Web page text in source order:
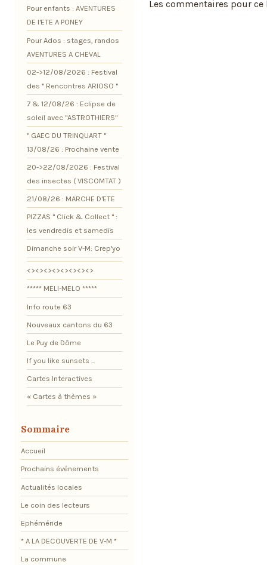
Les commentaires pour
Pour enfants : AVENTURES
DE l'ETE A PONEY
Pour Ados : stages, randos
AVENTURES A CHEVAL
02->12/08/2026 : Festival
des " Rencontres ARIOSO "
7 & 12/08/26 : Eclipse de
soleil avec "ASTROTHIERS"
" GAEC DU TRINQUART "
13/08/26 : Prochaine vente
20->22/08/2026 : Festival
des insectes ( VISCOMTAT )
21/08/26 : MARCHE D'ETE
PIZZAS " Click & Collect " :
les vendredis et samedis
Dimanche soir V-M: Crep'yo
<><><><><><><><>
***** MELI-MELO *****
Info route 63
Nouveaux cantons du 63
Le Puy de Dôme
If you like sunsets ...
Cartes Interactives
« Cartes à thèmes »
Sommaire
Accueil
Prochains événements
Actualités locales
Le coin des lecteurs
Ephéméride
* A LA DECOUVERTE DE V-M *
La commune